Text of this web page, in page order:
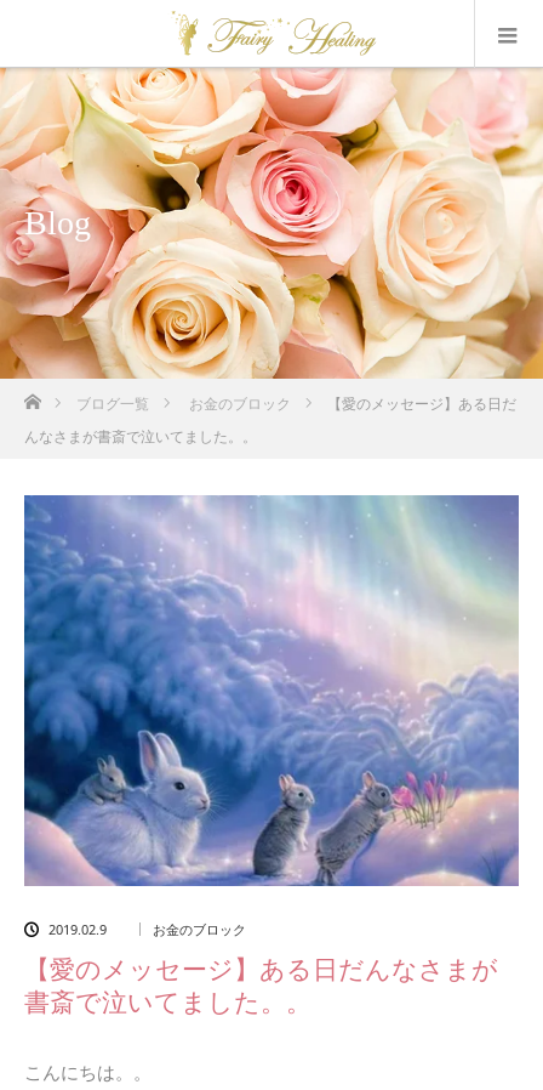
Blog
ホームブログ一覧 お金のブロック
【愛のメッセージ】ある日だ
んなさまが書斎で泣いてました。。
2019.02.9 お金のブロック
【愛のメッセージ】ある日だんなさまが
書斎で泣いてました。。
こんにちは。。